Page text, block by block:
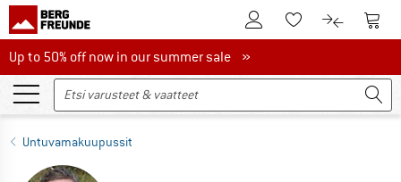
Tästä asiakastililleTästä toivelistalle.
Tästä
Up to 50% off now in our summer sale
Up to 50% off now in our summer sale »
Untuvamakuupussit